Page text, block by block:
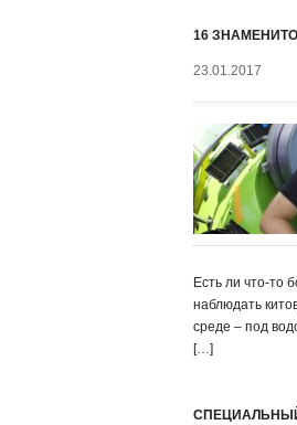
16
23.01.2017
Есть ли что-то
наблюдать
среде – под
[…]